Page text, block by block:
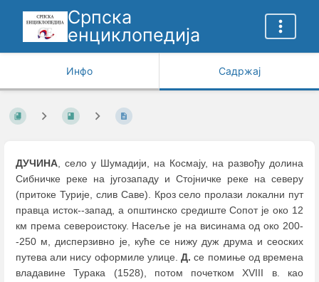
Српска
енциклопедија
Инфо Садржај
ДУЧИНА, село у Шумадији, на Космају, на развођу долина
Сибничке реке на југозападу и Стојничке реке на северу
(притоке Турије, слив Саве). Кроз село пролази локални пут
правца исток--запад, а општинско средиште Сопот је око 12
км према североистоку. Насеље је на висинама од око 200-
-250 м, дисперзивно је, куће се нижу дуж друма и сеоских
путева али нису оформиле улице.Д. се помиње од времена
владавине Турака (1528), потом почетком XVIII в. као